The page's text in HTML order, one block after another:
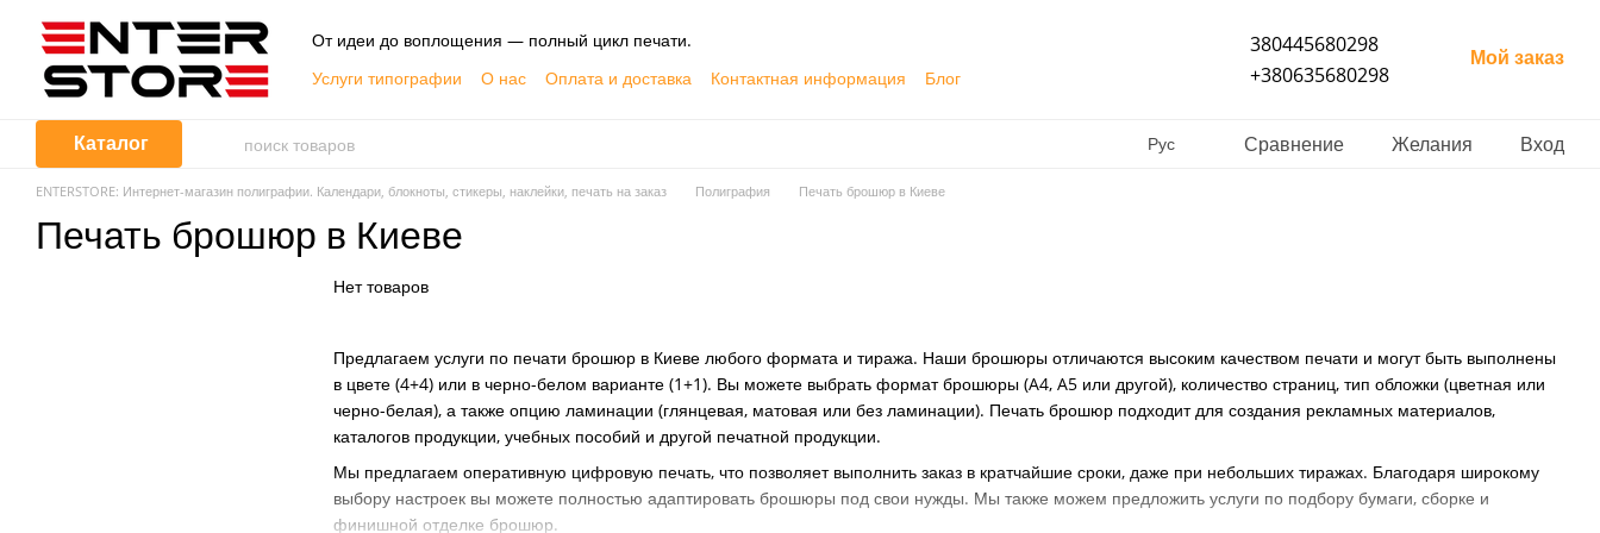
Перейти к основному контенту
От идеи до воплощения — полный цикл печати.
Услуги типографии
О нас Оплата и доставка Контактная информация
Блог
380445680298
+380635680298
Мой заказ
Каталог Рус Сравнение Желания Вход
ENTERSTORE: Интернет-магазин полиграфии. Календари, блокноты, стикеры, наклейки, печать на заказ Полиграфия Печать брошюр в Киеве
Печать брошюр в Киеве
Предлагаем услуги по печати брошюр в Киеве любого формата и тиража. Наши брошюры отличаются высоким качеством печати и могут быть выполнены
в цвете (4+4) или в черно-белом варианте (1+1). Вы можете выбрать формат брошюры (A4, A5 или другой), количество страниц, тип обложки (цветная или
черно-белая), а также опцию ламинации (глянцевая, матовая или без ламинации). Печать брошюр подходит для создания рекламных материалов,
каталогов продукции, учебных пособий и другой печатной продукции.
Мы предлагаем оперативную цифровую печать, что позволяет выполнить заказ в кратчайшие сроки, даже при небольших тиражах. Благодаря широкому
выбору настроек вы можете полностью адаптировать брошюры под свои нужды. Мы также можем предложить услуги по подбору бумаги, сборке и
финишной отделке брошюр.
Нет товаров